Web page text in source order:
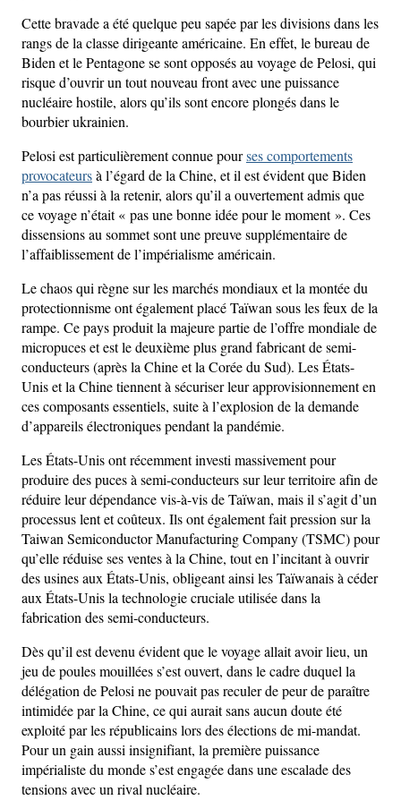
Cette bravade a été quelque peu sapée par les divisions dans les
rangs de la classe dirigeante américaine. En effet, le bureau de
Biden et le Pentagone se sont opposés au voyage de Pelosi, qui
risque d’ouvrir un tout nouveau front avec une puissance
nucléaire hostile, alors qu’ils sont encore plongés dans le
bourbier ukrainien.
Pelosi est particulièrement connue pourses comportements
provocateursà l’égard de la Chine, et il est évident que Biden
n’a pas réussi à la retenir, alors qu’il a ouvertement admis que
ce voyage n’était « pas une bonne idée pour le moment ». Ces
dissensions au sommet sont une preuve supplémentaire de
l’affaiblissement de l’impérialisme américain.
Le chaos qui règne sur les marchés mondiaux et la montée du
protectionnisme ont également placé Taïwan sous les feux de la
rampe. Ce pays produit la majeure partie de l’offre mondiale de
micropuces et est le deuxième plus grand fabricant de semi-
conducteurs (après la Chine et la Corée du Sud). Les États-
Unis et la Chine tiennent à sécuriser leur approvisionnement en
ces composants essentiels, suite à l’explosion de la demande
d’appareils électroniques pendant la pandémie.
Les États-Unis ont récemment investi massivement pour
produire des puces à semi-conducteurs sur leur territoire afin de
réduire leur dépendance vis-à-vis de Taïwan, mais il s’agit d’un
processus lent et coûteux. Ils ont également fait pression sur la
Taiwan Semiconductor Manufacturing Company (TSMC) pour
qu’elle réduise ses ventes à la Chine, tout en l’incitant à ouvrir
des usines aux États-Unis, obligeant ainsi les Taïwanais à céder
aux États-Unis la technologie cruciale utilisée dans la
fabrication des semi-conducteurs.
Dès qu’il est devenu évident que le voyage allait avoir lieu, un
jeu de poules mouillées s’est ouvert, dans le cadre duquel la
délégation de Pelosi ne pouvait pas reculer de peur de paraître
intimidée par la Chine, ce qui aurait sans aucun doute été
exploité par les républicains lors des élections de mi-mandat.
Pour un gain aussi insignifiant, la première puissance
impérialiste du monde s’est engagée dans une escalade des
tensions avec un rival nucléaire.